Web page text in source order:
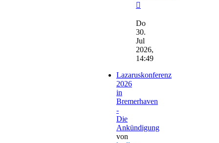
Beitrag
Do
30.
Jul
2026,
14:49
Lazaruskonferenz
2026
in
Bremerhaven
-
Die
Ankündigung
von